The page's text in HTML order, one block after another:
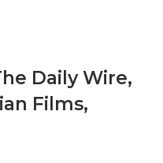
Daily Wire,
Films,